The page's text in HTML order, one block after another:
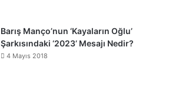
Barış Manço’nun ‘Kayaların Oğlu’
Şarkısındaki ‘2023’ Mesajı Nedir?
4 Mayıs 2018